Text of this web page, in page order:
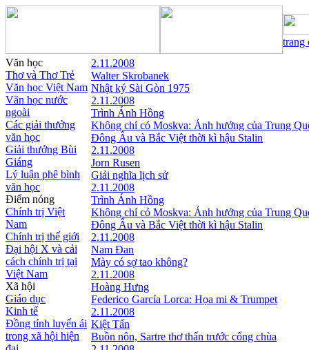
trang
Văn học
Thơ và Thơ Trẻ
Văn học Việt Nam
Văn học nước
ngoài
Các giải thưởng
văn học
Giải thưởng Bùi
Giáng
Lý luận phê bình
văn học
Điểm nóng
Chính trị Việt
Nam
Chính trị thế giới
Đại hội X và cải
cách chính trị tại
Việt Nam
Xã hội
Giáo dục
Kinh tế
Đồng tính luyến ái
trong xã hội hiện
2.11.2008
Walter Skrobanek
Nhật ký Sài Gòn 1975
2.11.2008
Trình Ánh Hồng
Không chỉ có Moskva: Ảnh hưởng của Trung
Đông Âu và Bắc Việt thời kì hậu Stalin
2.11.2008
Jorn Rusen
Giải nghĩa lịch sử
2.11.2008
Trình Ánh Hồng
Không chỉ có Moskva: Ảnh hưởng của Trung
Đông Âu và Bắc Việt thời kì hậu Stalin
2.11.2008
Nam Đan
Mày có sợ tao không?
2.11.2008
Hoàng Hưng
Federico García Lorca: Họa mi & Trumpet
2.11.2008
Kiệt Tấn
Buồn nôn, Sartre thơ thẩn trước cổng chùa